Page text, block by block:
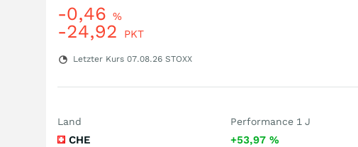
-0,46 %
-24,92 PKT
Letzter Kurs 07.08.26 STOXX
Land
CHE
Performance 1 J
+53,97 %